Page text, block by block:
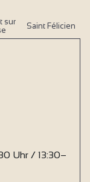
sur
Saint Félicien
Uhr / 13:30–